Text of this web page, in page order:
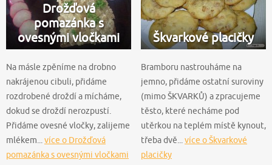
Drožďová
pomazánka s
ovesnými vločkami
Na másle zpěníme na drobno
nakrájenou cibuli, přidáme
rozdrobené droždí a mícháme,
dokud se droždí nerozpustí.
Přidáme ovesné vločky, zalijeme
mlékem... více o Drožďová
pomazánka s ovesnými vločkami
Škvarkové placičky
Bramboru nastrouháme na
jemno, přidáme ostatní suroviny
(mimo ŠKVARKŮ) a zpracujeme
těsto, které necháme pod
utěrkou na teplém místě kynout,
třeba dvě... více o Škvarkové
placičky